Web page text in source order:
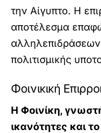
την Αίγυπτο. Η
αποτέλεσμα
πολιτισμικής
Φοινικική
Η Φοινίκη,
ικανότητες και